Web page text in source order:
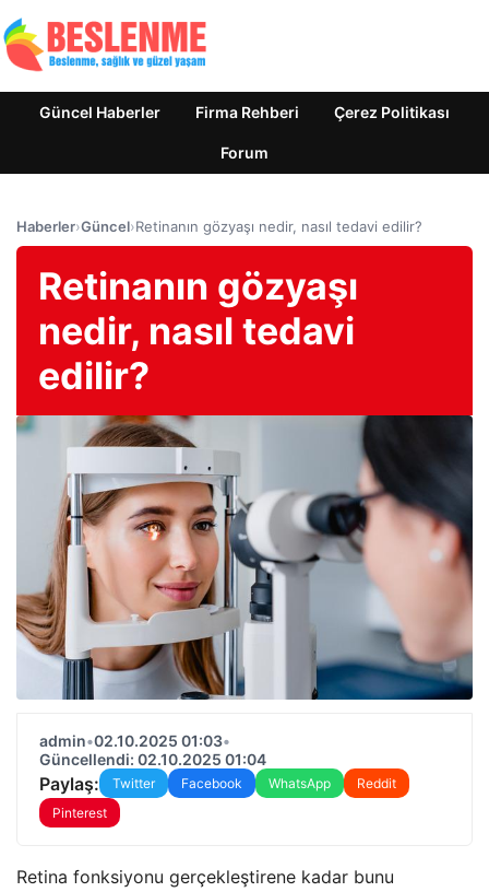
Güncel Haberler Firma Rehberi Çerez Politikası
Forum
Haberler›Güncel›Retinanın gözyaşı nedir, nasıl tedavi edilir?
Retinanın gözyaşı
nedir, nasıl tedavi
edilir?
admin•02.10.2025 01:03•
Güncellendi: 02.10.2025 01:04
Paylaş: Twitter Facebook WhatsApp
Reddit
Pinterest
Retina fonksiyonu gerçekleştirene kadar bunu